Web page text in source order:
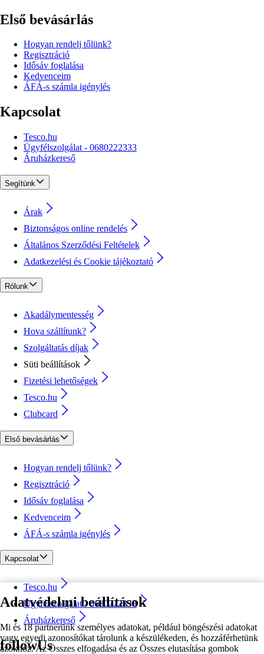
Adatvédelmi beállítások
Mi és 18 partnerünk személyes adatokat, például böngészési adatokat
vagy egyedi azonosítókat tárolunk a készülékeden, és hozzáférhetünk
azokhoz. Az Összes elfogadása és az Összes elutasítása gombok
Első bevásárlás
Hogyan rendelj tőlünk?
Regisztráció
Idősáv foglalása
Kedvenceim
ÁFÁ-s számla igénylés
Kapcsolat
Tesco.hu
Ügyfélszolgálat - 0680222333
Áruházkereső
Segítünk
Árak
Biztonságos online rendelés
Általános Szerződési Feltételek
Adatkezelési és Cookie tájékoztató
Rólunk
Akadálymentesség
Hova szállítunk?
Szolgáltatás díjak
Süti beállítások
Fizetési lehetőségek
Tesco.hu
Clubcard
Első bevásárlás
Hogyan rendelj tőlünk?
Regisztráció
Idősáv foglalása
Kedvenceim
ÁFÁ-s számla igénylés
Kapcsolat
Tesco.hu
Ügyfélszolgálat - 0680222333
Áruházkereső
followUs